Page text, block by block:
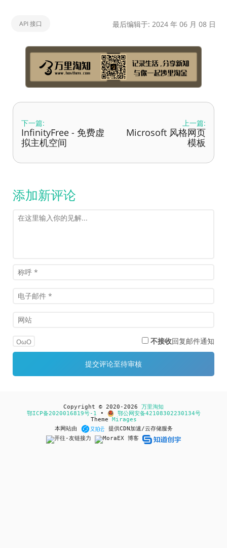
API 接口 最后编辑于: 2024 年 06 月 08 日
下一篇:
InfinityFree - 免费虚
拟主机空间
上一篇:
Microsoft 风格网页
模板
添加新评论
OωO 不接收回复邮件通知
Copyright © 2020-2026 万里淘知
鄂ICP备2020016819号-1 •
鄂公网安备42108302230134号
Theme Mirages
本网站由
提供CDN加速/云存储服务